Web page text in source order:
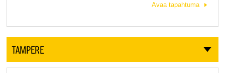
Avaa tapahtuma
TAMPERE